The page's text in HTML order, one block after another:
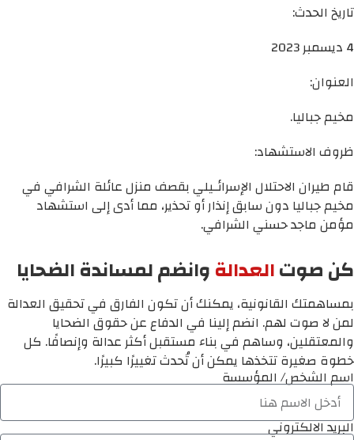
تاريخ الحدث:
4 ديسمبر 2023
العنوان:
مخيم جباليا.
ظروف الاستشهاد:
قام طيران الاحتلال الإسرائـيلي بقصف منزل عائلة الشرافي في
مخيم جباليا دون سابق إنذار أو تحذير، مما أدى إلى استشهاد
مؤمن ماجد حسني الشرافي.
كن صوتالعدالةوانضم لمساندة الضحايا
بمساهمتك القانونية، يمكنك أن تكون الفارق في تحقيق العدالة
لمن لا صوت لهم. انضم إلينا في الدفاع عن حقوق الضحايا
والمعتقلين، وساهم في بناء مستقبل أكثر عدالة وإنصافًا. كل
خطوة صغيرة تتخذها يمكن أن تُحدث تغييرًا كبيرًا.
اسم الشخص/ المؤسسة
البريد الالكتروني